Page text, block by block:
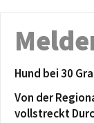
Hund bei 30
Von der
vollstreckt